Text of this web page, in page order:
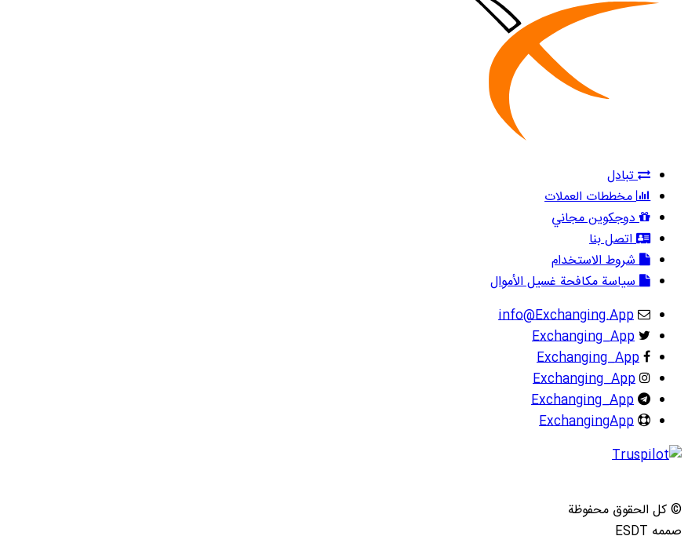
تبادل
مخططات العملات
دوجكوين مجاني
اتصل بنا
شروط الاستخدام
سياسة مكافحة غسيل الأموال
info@Exchanging.App
Exchanging_App
Exchanging_App
Exchanging_App
Exchanging_App
ExchangingApp
© كل الحقوق محفوظة
صممه ESDT